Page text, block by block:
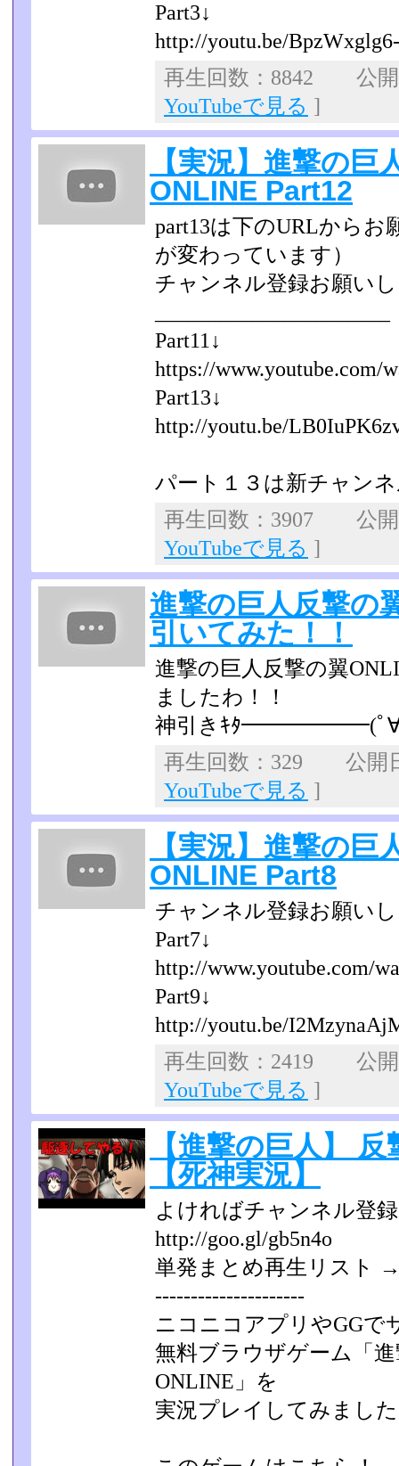
Part3↓
http://youtu.be/
再生回数：8842 公
YouTubeで見る ]
【実況】進撃の
ONLINE Part12
part13は下のURLから
が変わっています）
チャンネル登録お願い
Part11↓
https://www.youtube.com/
Part13↓
http://youtu.be/
パート１３は新チャン
再生回数：3907 公
YouTubeで見る ]
進撃の巨人反撃の
引いてみた！！
進撃の巨人反撃の翼
ましたわ！！
神引きｷﾀ━━━━━━(
再生回数：329 公開
YouTubeで見る ]
【実況】進撃の
ONLINE Part8
チャンネル登録お願い
Part7↓
http://www.youtube.com/
Part9↓
http://youtu.be/
再生回数：2419 公
YouTubeで見る ]
【進撃の巨人】
【死神実況】
よければチャンネル登
http://goo.gl/gb5n4o
単発まとめ再生リスト →
---------------------
ニコニコアプリやGGで
無料ブラウザゲーム「
ONLINE」を
実況プレイしてみまし